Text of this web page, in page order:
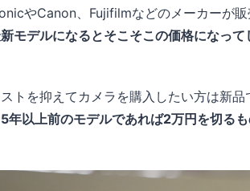
やCanon、Fujifilmなどのメーカーが
モデルになるとそこそこの価格になっ
トを抑えてカメラを購入したい方は新品
年以上前のモデルであれば2万円を切る